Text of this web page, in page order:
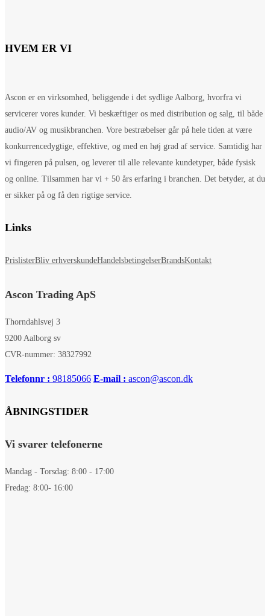
HVEM ER VI
Ascon er en virksomhed, beliggende i det sydlige Aalborg, hvorfra vi
servicerer vores kunder. Vi beskæftiger os med distribution og salg, til både
audio/AV og musikbranchen. Vore bestræbelser går på hele tiden at være
konkurrencedygtige, effektive, og med en høj grad af service. Samtidig har
vi fingeren på pulsen, og leverer til alle relevante kundetyper, både fysisk
og online. Tilsammen har vi + 50 års erfaring i branchen. Det betyder, at du
er sikker på og få den rigtige service.
Links
PrislisterBliv erhverskundeHandelsbetingelserBrandsKontakt
Ascon Trading ApS
Thorndahlsvej 3
9200 Aalborg sv
CVR-nummer: 38327992
Telefonnr : 98185066 E-mail : ascon@ascon.dk
ÅBNINGSTIDER
Vi svarer telefonerne
Mandag - Torsdag: 8:00 - 17:00
Fredag: 8:00- 16:00